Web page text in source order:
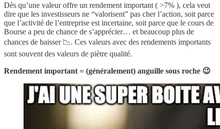
Dès qu’une valeur offre un rendement important ( >7% ), cela veut
dire que les investisseurs ne “valorisent” pas cher l’action, soit parce
que l’activité de l’entreprise est incertaine, soit parce que le cours de
Bourse a peu de chance de s’apprécier… et beaucoup plus de
chances de baisser 📉. Ces valeurs avec des rendements importants
sont souvent des valeurs de piètre qualité.
Rendement important = (généralement) anguille sous roche 😉